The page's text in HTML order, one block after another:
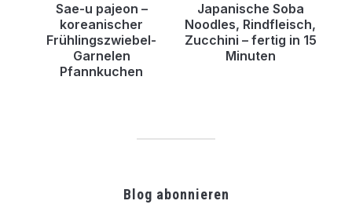
Sae-u pajeon –
koreanischer
Frühlingszwiebel-
Garnelen
Pfannkuchen
Japanische Soba
Noodles, Rindfleisch,
Zucchini – fertig in 15
Minuten
Blog abonnieren